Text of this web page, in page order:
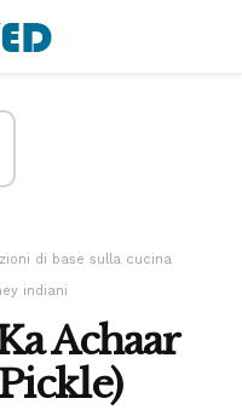
di base sulla cucina
indiani
Achaar